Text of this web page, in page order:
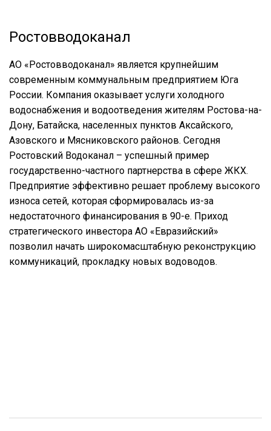
Ростовводоканал
АО «Ростовводоканал» является крупнейшим
современным коммунальным предприятием Юга
России. Компания оказывает услуги холодного
водоснабжения и водоотведения жителям Ростова-на-
Дону, Батайска, населенных пунктов Аксайского,
Азовского и Мясниковского районов. Сегодня
Ростовский Водоканал – успешный пример
государственно-частного партнерства в сфере ЖКХ.
Предприятие эффективно решает проблему высокого
износа сетей, которая сформировалась из-за
недостаточного финансирования в 90-е. Приход
стратегического инвестора АО «Евразийский»
позволил начать широкомасштабную реконструкцию
коммуникаций, прокладку новых водоводов.